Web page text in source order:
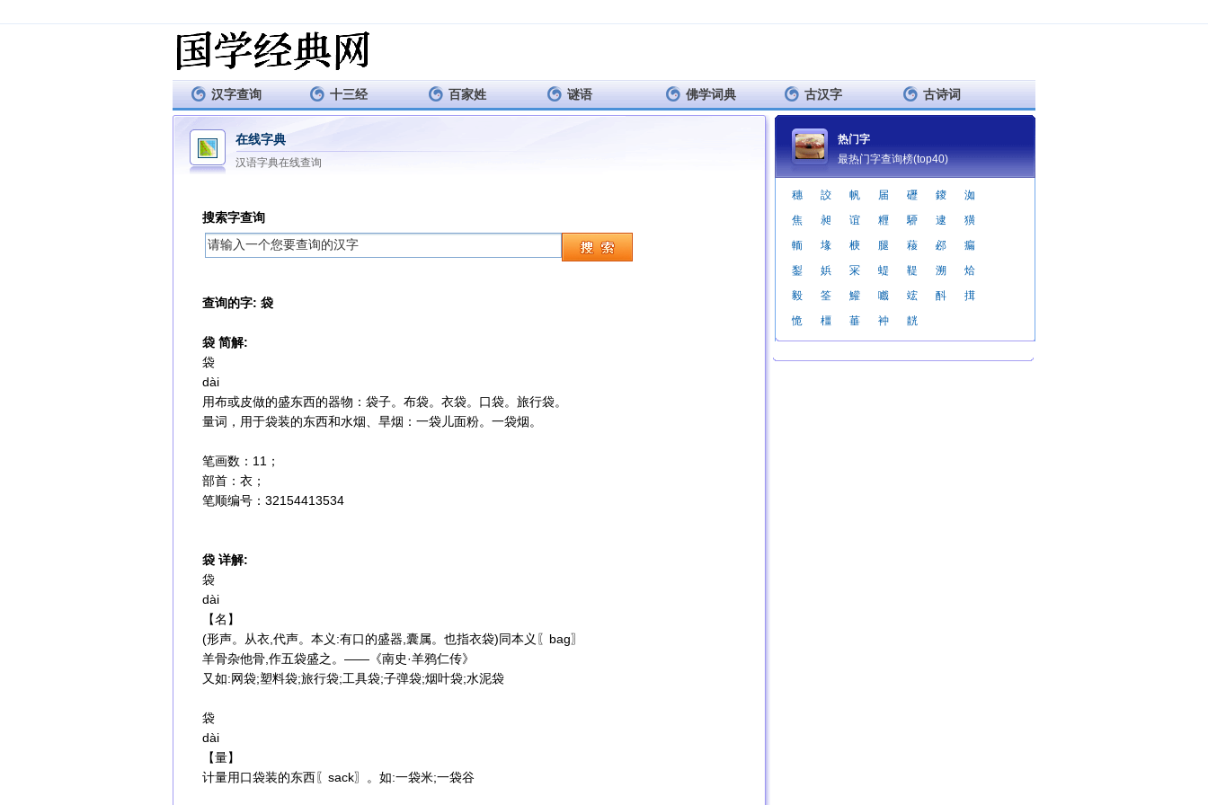
汉字查询 十三经 百家姓 谜语 佛学词典 古汉字 古诗词
在线字典
汉语字典在线查询
搜索字查询
查询的字: 袋
袋 简解:
袋
dài
用布或皮做的盛东西的器物：袋子。布袋。衣袋。口袋。旅行袋。
量词，用于袋装的东西和水烟、旱烟：一袋儿面粉。一袋烟。
笔画数：11；
部首：衣；
笔顺编号：32154413534
袋 详解:
袋
dài
【名】
(形声。从衣,代声。本义:有口的盛器,囊属。也指衣袋)同本义〖bag〗
羊骨杂他骨,作五袋盛之。——《南史·羊鸦仁传》
又如:网袋;塑料袋;旅行袋;工具袋;子弹袋;烟叶袋;水泥袋
袋
dài
【量】
计量用口袋装的东西〖sack〗。如:一袋米;一袋谷
热门字
最热门字查询榜(top40)
穗 詨 帆 届 礰 鎫
洳
焦
昶 谊 糎 駵 逮
獚
輀
堟 椩 腿 薐 邲
瘺
鋫
娦 冞 蝭 鞮 溯
烚
毅
筌 鱹 嚱 竤 酙
搑
恑
橿 菙 衶 靗